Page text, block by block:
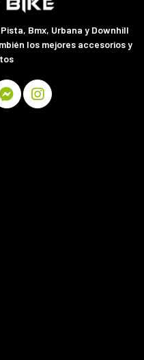
Bmx, Urbana y Downhill
los mejores accesorios y